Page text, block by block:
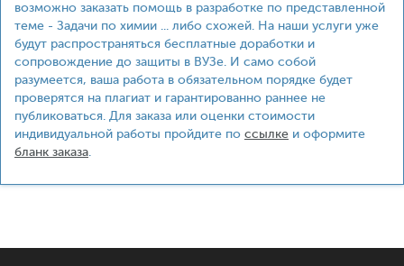
возможно заказать помощь в разработке по представленной
теме - Задачи по химии ... либо схожей. На наши услуги уже
будут распространяться бесплатные доработки и
сопровождение до защиты в ВУЗе. И само собой
разумеется, ваша работа в обязательном порядке будет
проверятся на плагиат и гарантированно раннее не
публиковаться. Для заказа или оценки стоимости
индивидуальной работы пройдите по ссылке и оформите
бланк заказа.